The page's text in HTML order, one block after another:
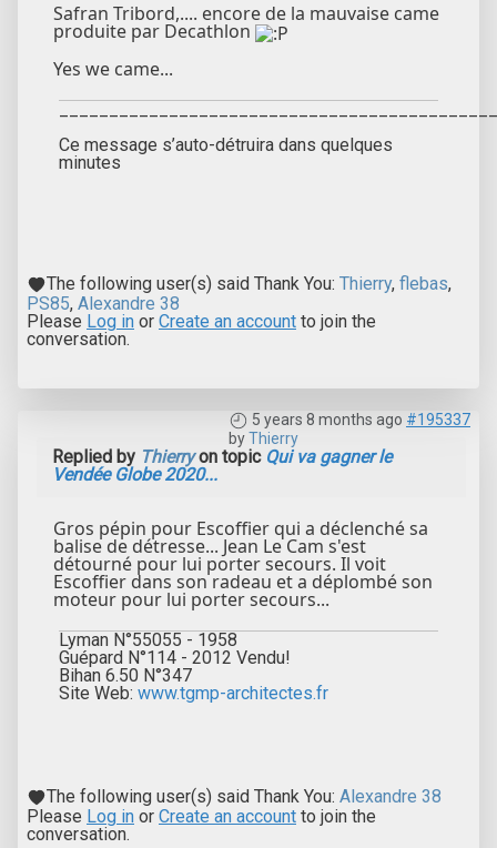
Safran Tribord,.... encore de la mauvaise came
produite par Decathlon
Yes we came...
Ce message s’auto-détruira dans quelques
minutes
The following user(s) said Thank You: Thierry, flebas,
PS85, Alexandre 38
Please Log in or Create an account to join the
conversation.
5 years 8 months ago #195337
byThierry
Replied by Thierryon topic Qui va gagner le
Vendée Globe 2020...
Gros pépin pour Escoffier qui a déclenché sa
balise de détresse... Jean Le Cam s'est
détourné pour lui porter secours. Il voit
Escoffier dans son radeau et a déplombé son
moteur pour lui porter secours...
Lyman N°55055 - 1958
Guépard N°114 - 2012 Vendu!
Bihan 6.50 N°347
Site Web: www.tgmp-architectes.fr
The following user(s) said Thank You: Alexandre 38
Please Log in or Create an account to join the
conversation.